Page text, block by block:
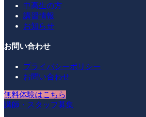
中高生の方
講習情報
お知らせ
お問い合わせ
プライバシーポリシー
お問い合わせ
無料体験はこちら
講師・スタッフ募集